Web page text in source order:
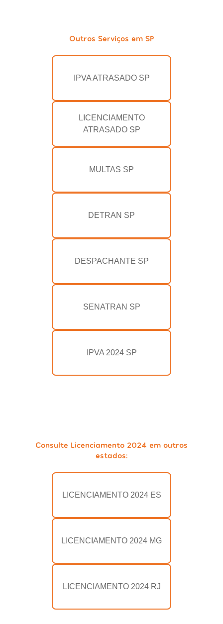
Outros Serviços em SP
IPVA ATRASADO SP
LICENCIAMENTO
ATRASADO SP
MULTAS SP
DETRAN SP
DESPACHANTE SP
SENATRAN SP
IPVA 2024 SP
Consulte Licenciamento 2024 em outros
estados:
LICENCIAMENTO 2024 ES
LICENCIAMENTO 2024 MG
LICENCIAMENTO 2024 RJ